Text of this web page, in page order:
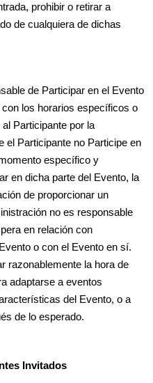
prohibir o retirar a
de cualquiera de dichas
de Participar en el Evento
los horarios específicos o
Participante por la
el Participante no Participe en
específico y
en dicha parte del Evento, la
de proporcionar un
no es responsable
en relación con
o con el Evento en sí.
razonablemente la hora de
adaptarse a eventos
del Evento, o a
de lo esperado.
Invitados